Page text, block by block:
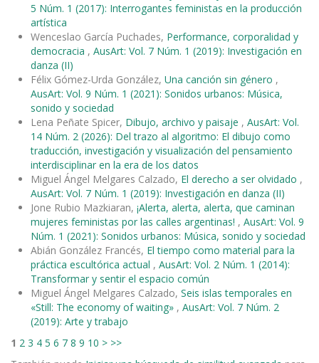
5 Núm. 1 (2017): Interrogantes feministas en la producción
artística
Wenceslao García Puchades, Performance, corporalidad y
democracia , AusArt: Vol. 7 Núm. 1 (2019): Investigación en
danza (II)
Félix Gómez-Urda González, Una canción sin género ,
AusArt: Vol. 9 Núm. 1 (2021): Sonidos urbanos: Música,
sonido y sociedad
Lena Peñate Spicer, Dibujo, archivo y paisaje , AusArt: Vol.
14 Núm. 2 (2026): Del trazo al algoritmo: El dibujo como
traducción, investigación y visualización del pensamiento
interdisciplinar en la era de los datos
Miguel Ángel Melgares Calzado, El derecho a ser olvidado ,
AusArt: Vol. 7 Núm. 1 (2019): Investigación en danza (II)
Jone Rubio Mazkiaran, ¡Alerta, alerta, alerta, que caminan
mujeres feministas por las calles argentinas! , AusArt: Vol. 9
Núm. 1 (2021): Sonidos urbanos: Música, sonido y sociedad
Abián González Francés, El tiempo como material para la
práctica escultórica actual , AusArt: Vol. 2 Núm. 1 (2014):
Transformar y sentir el espacio común
Miguel Ángel Melgares Calzado, Seis islas temporales en
«Still: The economy of waiting» , AusArt: Vol. 7 Núm. 2
(2019): Arte y trabajo
1 2 3 4 5 6 7 8 9 10 > >>